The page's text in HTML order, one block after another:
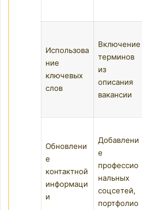
Использова
ние
ключевых
слов
Включение
терминов
из
описания
вакансии
Обновлени
е
контактной
информаци
и
Добавлени
е
профессио
нальных
соцсетей,
портфолио